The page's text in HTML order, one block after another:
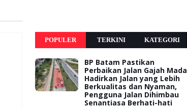
POPULER TERKINI KATEGORI
BP Batam Pastikan
Perbaikan Jalan Gajah Mada
Hadirkan Jalan yang Lebih
Berkualitas dan Nyaman,
Pengguna Jalan Dihimbau
Senantiasa Berhati-hati